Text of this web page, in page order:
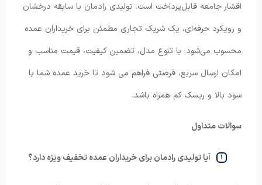
اقشار جامعه قابل‌پرداخت است. تولیدی رادمان با سابقه درخشان
و رویکرد حرفه‌ای، یک شریک تجاری مطمئن برای خریداران عمده
محسوب می‌شود. با تنوع مدل، تضمین کیفیت، قیمت مناسب و
امکان ارسال سریع، فرصتی فراهم می شود تا خرید عمده شما با
سود بالا و ریسک کم همراه باشد.
سوالات متداول
آیا تولیدی رادمان برای خریداران عمده تخفیف ویژه دارد؟